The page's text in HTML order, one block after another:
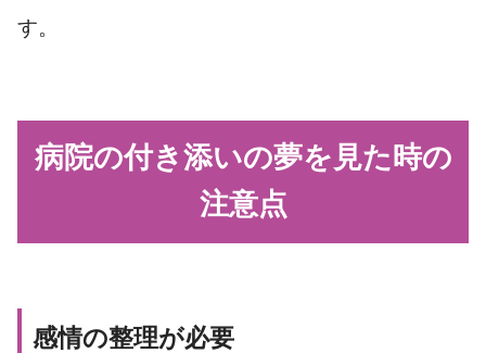
す。
病院の付き添いの夢を見た時の
注意点
感情の整理が必要